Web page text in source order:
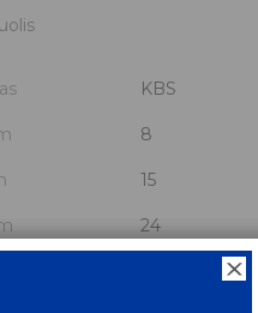
KBS
8
15
24